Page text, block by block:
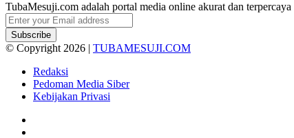
TubaMesuji.com adalah portal media online akurat dan
Enter
your
Email
address
© Copyright 2026 | TUBAMESUJI.COM
Redaksi
Pedoman Media Siber
Kebijakan Privasi